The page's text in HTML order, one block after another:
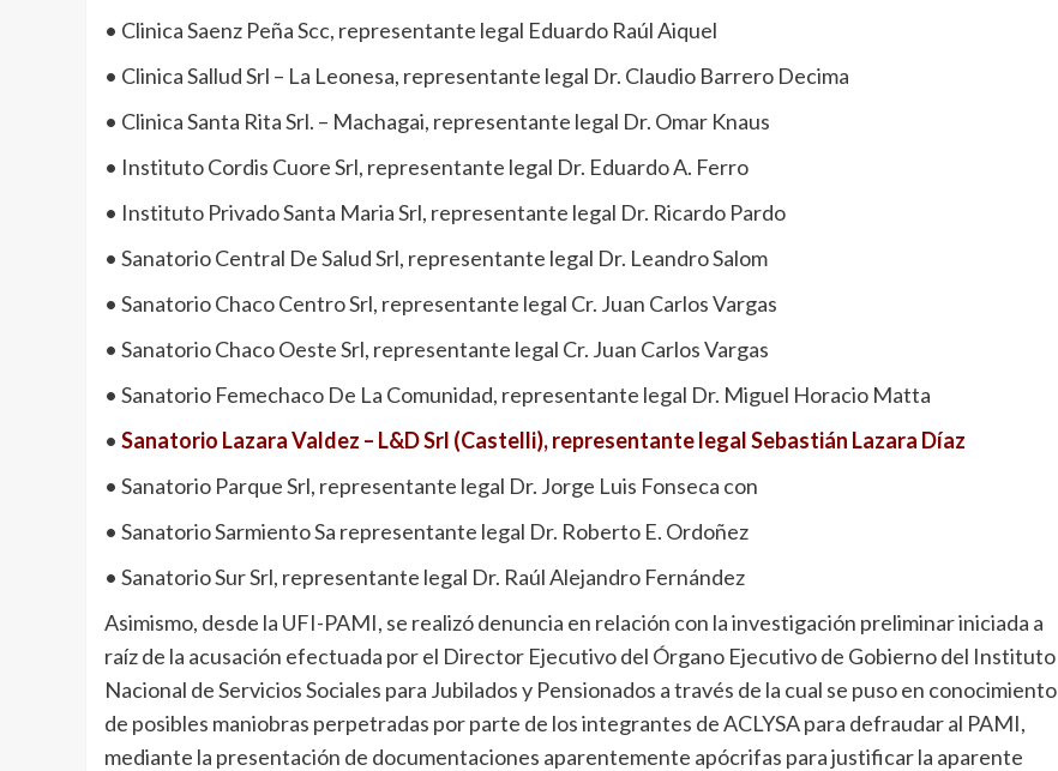
• Clinica Saenz Peña Scc, representante legal Eduardo Raúl Aiquel
• Clinica Sallud Srl – La Leonesa, representante legal Dr. Claudio Barrero Decima
• Clinica Santa Rita Srl. – Machagai, representante legal Dr. Omar Knaus
• Instituto Cordis Cuore Srl, representante legal Dr. Eduardo A. Ferro
• Instituto Privado Santa Maria Srl, representante legal Dr. Ricardo Pardo
• Sanatorio Central De Salud Srl, representante legal Dr. Leandro Salom
• Sanatorio Chaco Centro Srl, representante legal Cr. Juan Carlos Vargas
• Sanatorio Chaco Oeste Srl, representante legal Cr. Juan Carlos Vargas
• Sanatorio Femechaco De La Comunidad, representante legal Dr. Miguel Horacio Matta
• Sanatorio Lazara Valdez – L&D Srl (Castelli), representante legal Sebastián Lazara Díaz
• Sanatorio Parque Srl, representante legal Dr. Jorge Luis Fonseca con
• Sanatorio Sarmiento Sa representante legal Dr. Roberto E. Ordoñez
• Sanatorio Sur Srl, representante legal Dr. Raúl Alejandro Fernández
Asimismo, desde la UFI-PAMI, se realizó denuncia en relación con la investigación preliminar iniciada a
raíz de la acusación efectuada por el Director Ejecutivo del Órgano Ejecutivo de Gobierno del Instituto
Nacional de Servicios Sociales para Jubilados y Pensionados a través de la cual se puso en conocimiento
de posibles maniobras perpetradas por parte de los integrantes de ACLYSA para defraudar al PAMI,
mediante la presentación de documentaciones aparentemente apócrifas para justificar la aparente